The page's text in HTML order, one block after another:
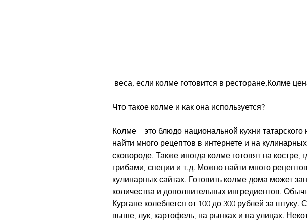
веса, если колме готовится в ресторане,Колме
Что такое колме и как она используется?
Колме – это блюдо национальной кухни
найти много рецептов в интернете и на
сковороде. Также иногда колме готовят на костре,
грибами, специи и т.д. Можно найти много
кулинарных сайтах. Готовить колме дома может
количества и дополнительных ингредиентов.
Кургане колеблется от 100 до 300 рублей за
выше, лук, картофель, на рынках и на улицах.